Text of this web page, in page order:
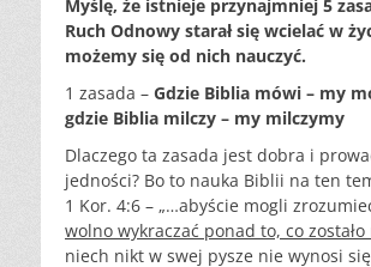
Myślę, że istnieje przynajmniej 5
Ruch Odnowy starał się wcielać w
możemy się od nich nauczyć.
1 zasada – Gdzie Biblia mówi – my
gdzie Biblia milczy – my milczymy
Dlaczego ta zasada jest dobra i
jedności? Bo to nauka Biblii na ten
1 Kor. 4:6 – „…abyście mogli
wolno wykraczać ponad to, co
niech nikt w swej pysze nie wynosi